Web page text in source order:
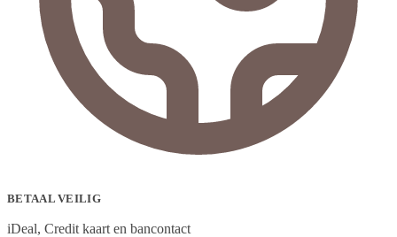
BETAAL VEILIG
iDeal, Credit kaart en bancontact